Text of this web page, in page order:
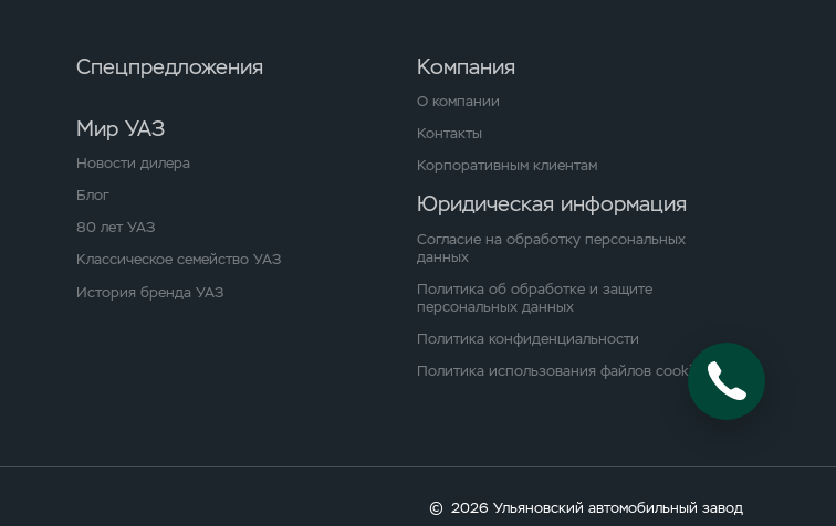
Спецпредложения
Мир УАЗ
Новости дилера
Блог
80 лет УАЗ
Классическое семейство УАЗ
История бренда УАЗ
Компания
О компании
Контакты
Корпоративным клиентам
Юридическая информация
Согласие на обработку персональных
данных
Политика об обработке и защите
персональных данных
Политика конфиденциальности
Политика использования файлов cookie
© 2026 Ульяновский автомобильный завод